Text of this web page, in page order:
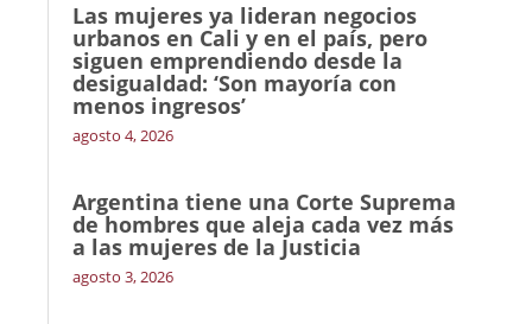
Las mujeres ya lideran negocios
urbanos en Cali y en el país, pero
siguen emprendiendo desde la
desigualdad: ‘Son mayoría con
menos ingresos’
agosto 4, 2026
Argentina tiene una Corte Suprema
de hombres que aleja cada vez más
a las mujeres de la Justicia
agosto 3, 2026